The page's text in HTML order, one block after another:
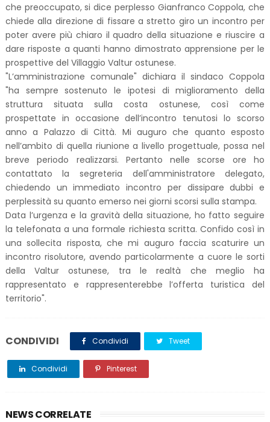
che preoccupato, si dice perplesso Gianfranco Coppola, che
chiede alla direzione di fissare a stretto giro un incontro per
poter avere più chiaro il quadro della situazione e riuscire a
dare risposte a quanti hanno dimostrato apprensione per le
prospettive del Villaggio Valtur ostunese.
"L’amministrazione comunale" dichiara il sindaco Coppola
"ha sempre sostenuto le ipotesi di miglioramento della
struttura situata sulla costa ostunese, così come
prospettate in occasione dell’incontro tenutosi lo scorso
anno a Palazzo di Città. Mi auguro che quanto esposto
nell’ambito di quella riunione a livello progettuale, possa nel
breve periodo realizzarsi. Pertanto nelle scorse ore ho
contattato la segreteria dell'amministratore delegato,
chiedendo un immediato incontro per dissipare dubbi e
perplessità su quanto emerso nei giorni scorsi sulla stampa.
Data l’urgenza e la gravità della situazione, ho fatto seguire
la telefonata a una formale richiesta scritta. Confido così in
una sollecita risposta, che mi auguro faccia scaturire un
incontro risolutore, avendo particolarmente a cuore le sorti
della Valtur ostunese, tra le realtà che meglio ha
rappresentato e rappresenterebbe l’offerta turistica del
territorio".
CONDIVIDI Condividi Tweet
Condividi Pinterest
NEWS CORRELATE